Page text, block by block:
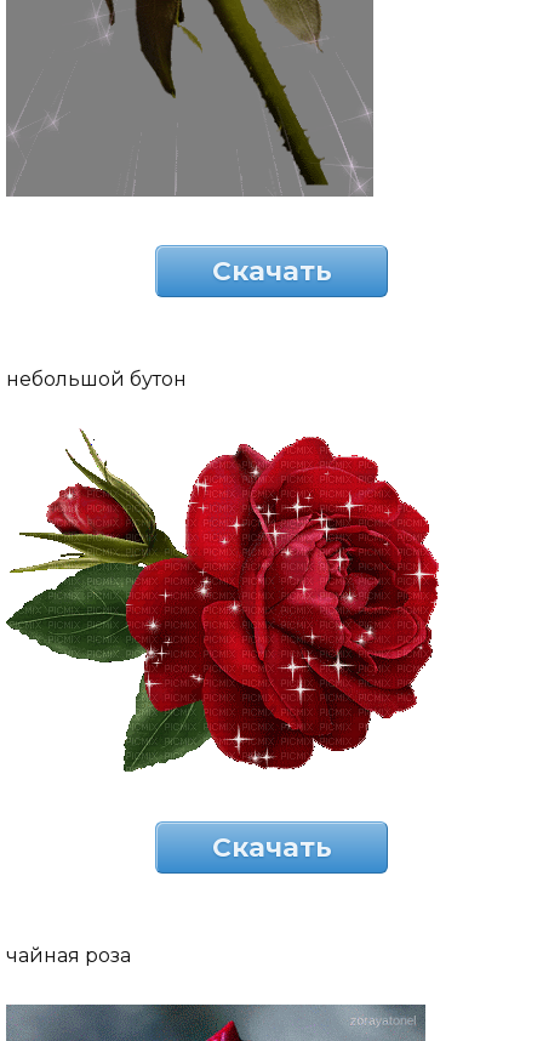
Скачать
небольшой бутон
Скачать
чайная роза